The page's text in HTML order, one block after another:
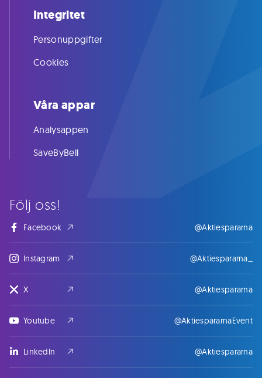
Följ oss!
Facebook @Aktiespararna
Instagram @Aktiespararna_
X @Aktiespararna
Youtube @AktiespararnaEvent
LinkedIn @Aktiespararna
Integritet
Personuppgifter
Cookies
Våra appar
Analysappen
SaveByBell